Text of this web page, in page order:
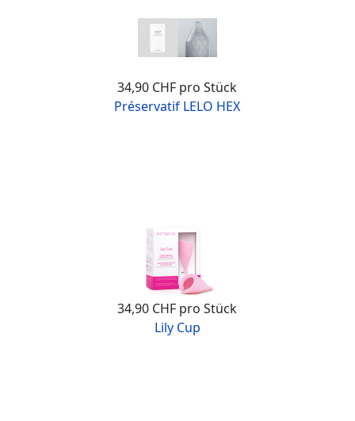
34,90 CHF pro Stück
Préservatif LELO HEX
34,90 CHF pro Stück
Lily Cup